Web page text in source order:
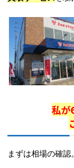
私が
まずは相場の確認。